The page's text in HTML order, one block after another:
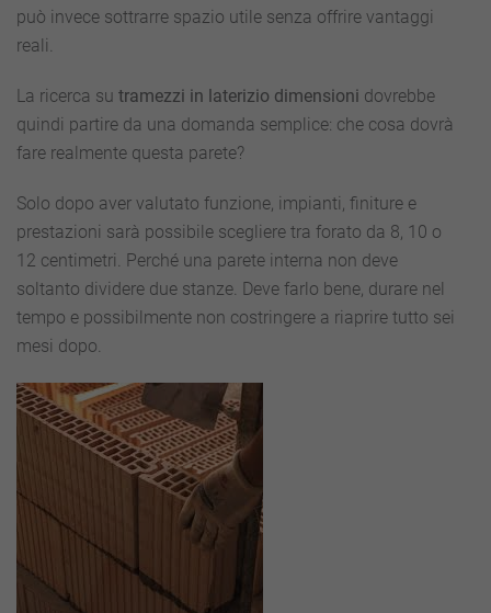
può invece sottrarre spazio utile senza offrire vantaggi
reali.
La ricerca su tramezzi in laterizio dimensioni dovrebbe
quindi partire da una domanda semplice: che cosa dovrà
fare realmente questa parete?
Solo dopo aver valutato funzione, impianti, finiture e
prestazioni sarà possibile scegliere tra forato da 8, 10 o
12 centimetri. Perché una parete interna non deve
soltanto dividere due stanze. Deve farlo bene, durare nel
tempo e possibilmente non costringere a riaprire tutto sei
mesi dopo.